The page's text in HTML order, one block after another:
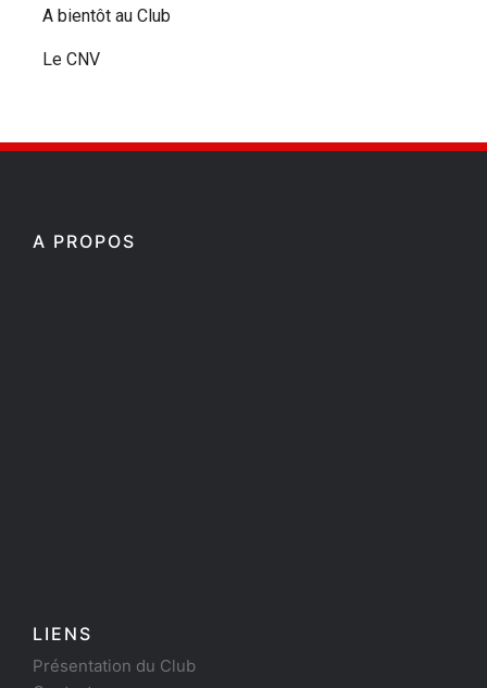
A bientôt au Club
Le CNV
A PROPOS
LIENS
Présentation du Club